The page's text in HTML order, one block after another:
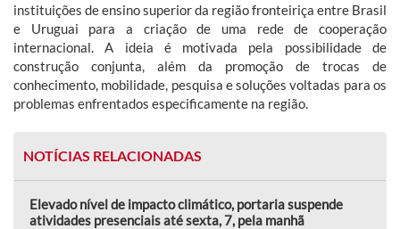
instituições de ensino superior da região fronteiriça entre Brasil
e Uruguai para a criação de uma rede de cooperação
internacional. A ideia é motivada pela possibilidade de
construção conjunta, além da promoção de trocas de
conhecimento, mobilidade, pesquisa e soluções voltadas para os
problemas enfrentados especificamente na região.
NOTÍCIAS RELACIONADAS
Elevado nível de impacto climático, portaria suspende
atividades presenciais até sexta, 7, pela manhã